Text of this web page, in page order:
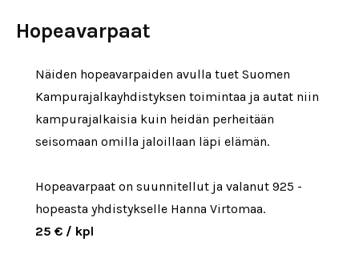
Hopeavarpaat
Näiden hopeavarpaiden avulla tuet Suomen
Kampurajalkayhdistyksen toimintaa ja autat niin
kampurajalkaisia kuin heidän perheitään
seisomaan omilla jaloillaan läpi elämän.
Hopeavarpaat on suunnitellut ja valanut 925 -
hopeasta yhdistykselle Hanna Virtomaa.
25 € / kpl